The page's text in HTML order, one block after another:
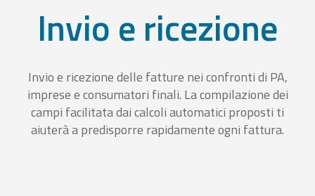
Invio e ricezione
Invio e ricezione delle fatture nei confronti di PA,
imprese e consumatori finali. La compilazione dei
campi facilitata dai calcoli automatici proposti ti
aiuterà a predisporre rapidamente ogni fattura.